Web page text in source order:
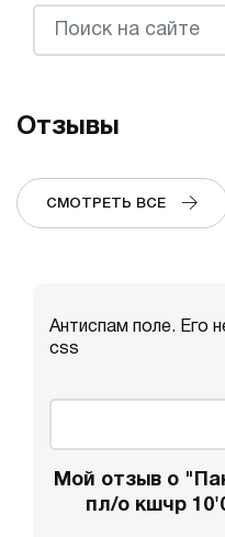
Отзывы
СМОТРЕТЬ ВСЕ
Антиспам поле. Его
css
Мой отзыв о
пл/о кшчр